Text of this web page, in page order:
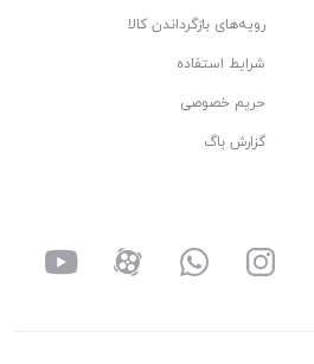
رویه‌های بازگرداندن کالا
شرایط استفاده
حریم خصوصی
گزارش باگ